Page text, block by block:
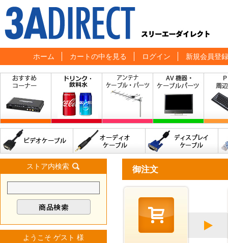
ホーム カートの中を見る ログイン 新規会員登録
御注文
ストア内検索
ようこそ ゲスト 様